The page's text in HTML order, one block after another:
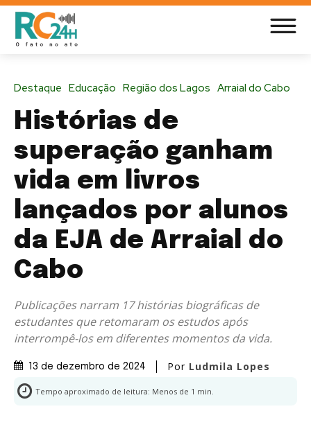
Destaque Educação Região dos Lagos Arraial do Cabo
Histórias de
superação ganham
vida em livros
lançados por alunos
da EJA de Arraial do
Cabo
Publicações narram 17 histórias biográficas de
estudantes que retomaram os estudos após
interrompê-los em diferentes momentos da vida.
13 de dezembro de 2024 Por Ludmila Lopes
Tempo aproximado de leitura: Menos de 1 min.